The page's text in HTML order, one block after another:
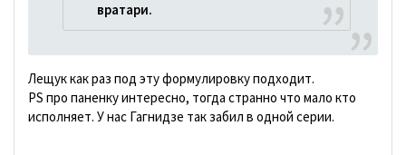
вратари.
Лещук как раз под эту формулировку подходит.
PS про паненку интересно, тогда странно что мало кто
исполняет. У нас Гагнидзе так забил в одной серии.